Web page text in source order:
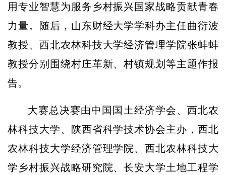
用专业智慧为服务乡村振兴国家战略贡献青春
力量。随后，山东财经大学学科办主任曲衍波
教授、西北农林科技大学经济管理学院张蚌蚌
教授分别围绕村庄革新、村镇规划等主题作报
告。
大赛总决赛由中国国土经济学会、西北农
林科技大学、陕西省科学技术协会主办，西北
农林科技大学经济管理学院、西北农林科技大
学乡村振兴战略研究院、长安大学土地工程学